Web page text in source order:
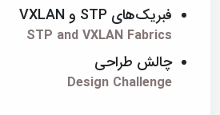
فبریک‌های STP و VXLAN
STP and VXLAN Fabrics
چالش طراحی
Design Challenge